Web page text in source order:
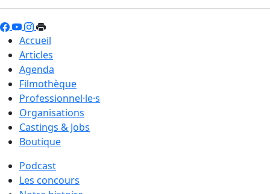
Accueil
Articles
Agenda
Filmothèque
Professionnel·le·s
Organisations
Castings & Jobs
Boutique
Podcast
Les concours